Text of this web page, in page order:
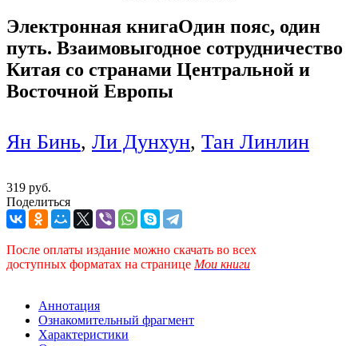
Электронная книгаОдин пояс, один
путь. Взаимовыгодное сотрудничество
Китая со странами Центральной и
Восточной Европы
Ян Бинь, Ли Дунхун, Тан Линлин
319 руб.
Поделиться
После оплаты издание можно скачать во всех
доступных форматах на странице Мои книги
Аннотация
Ознакомительный фрагмент
Характеристики